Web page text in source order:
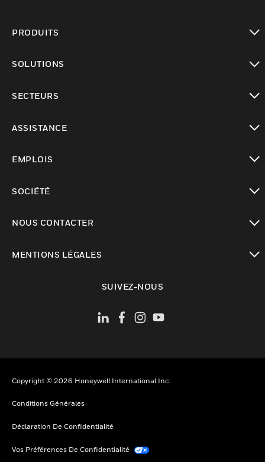
PRODUITS
SOLUTIONS
SECTEURS
ASSISTANCE
EMPLOIS
SOCIÉTÉ
NOUS CONTACTER
MENTIONS LÉGALES
SUIVEZ-NOUS
Copyright © 2026 Honeywell International Inc.
Conditions Générales
Déclaration De Confidentialité
Vos Préférences De Confidentialité